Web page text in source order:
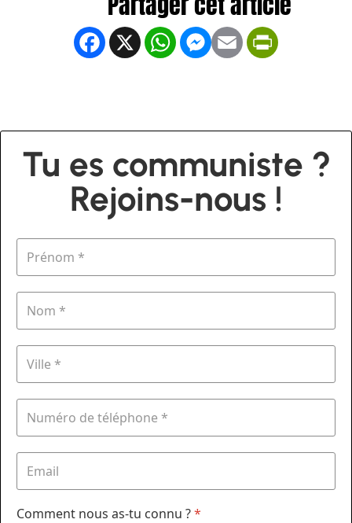
Facebook
X WhatsApp
Messenger
Email
Tu es communiste ?
Rejoins-nous !
Comment nous as-tu connu ?*